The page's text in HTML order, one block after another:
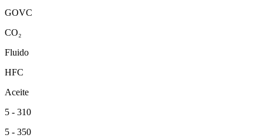
GOVC
CO₂
Fluido
HFC
Aceite
5 - 310
5 - 350